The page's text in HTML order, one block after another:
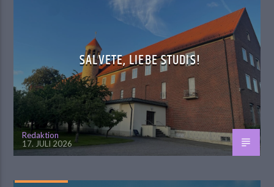
SALVETE, LIEBE STUDIS!
Redaktion
17. JULI 2026